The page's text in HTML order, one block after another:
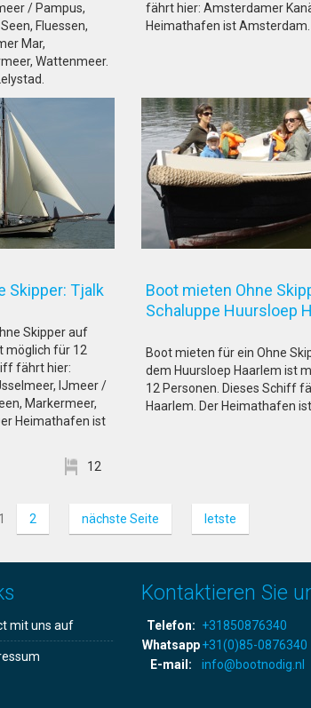
/ Pampus,
Fluessen,
Mar,
Wattenmeer.
fährt hier: Amsterdamer
Heimathafen ist Amsterdam.
Skipper: Tjalk
Skipper auf
möglich für 12
fährt hier:
IJmeer /
Markermeer,
Heimathafen ist
12
Boot mieten Ohne
Schaluppe Huursloep
Boot mieten für ein Ohne
dem Huursloep Haarlem ist
12 Personen. Dieses Schiff
Haarlem. Der Heimathafen
1 2 nächste Seite letste
mit uns auf
Kontaktieren Sie
Telefon: +31850876340
Whatsapp+31(0)85-0876340
E-mail:
info@bootnodig.nl